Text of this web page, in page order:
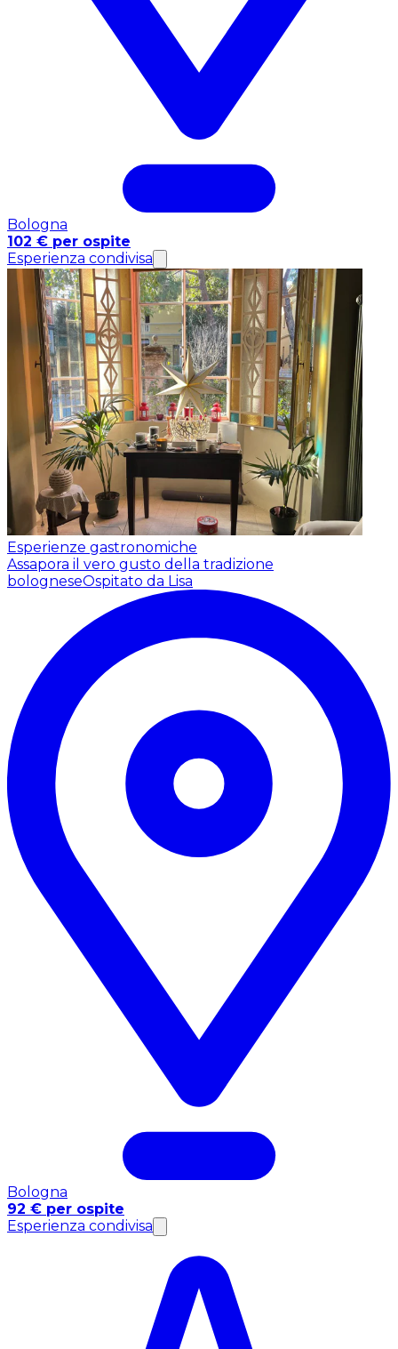
Bologna
102 € per ospite
Esperienza condivisa
Esperienze gastronomiche
Assapora il vero gusto della tradizione
bologneseOspitato da Lisa
Bologna
92 € per ospite
Esperienza condivisa